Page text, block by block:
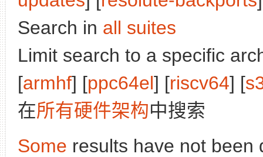
Search in all suites
Limit search to a specific
[armhf] [ppc64el] [riscv64] [
在所有硬件架构中搜索
Some results have not been